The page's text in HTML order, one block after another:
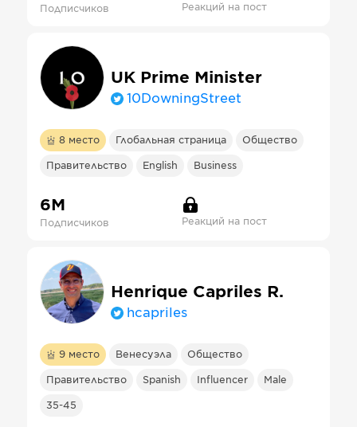
Подписчиков Реакций на пост
UK Prime Minister
10DowningStreet
8 место Глобальная страница Общество
Правительство English Business
6М
Подписчиков Реакций на пост
Henrique Capriles R.
hcapriles
9 место Венесуэла Общество
Правительство Spanish Influencer Male
35-45